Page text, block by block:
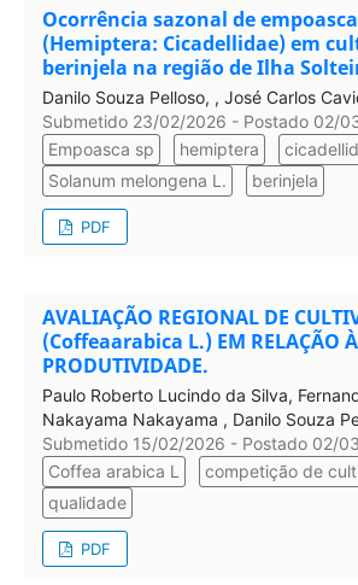
Ocorrência sazonal de
(Hemiptera: Cicadellidae) em
berinjela na região de Ilha
Danilo Souza Pelloso, , José Carlos
Submetido 23/02/2026 - Postado 02/
Empoasca sp
hemiptera
Solanum melongena L.
berinjela
PDF
AVALIAÇÃO REGIONAL DE
(Coffeaarabica L.) EM RELAÇÃO À
PRODUTIVIDADE.
Paulo Roberto Lucindo da Silva,
Nakayama Nakayama , Danilo Souza
Submetido 15/02/2026 - Postado 02/
Coffea arabica L
competição de
qualidade
PDF